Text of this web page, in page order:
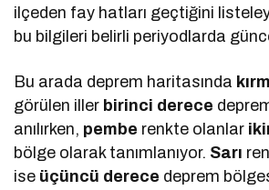
ilçeden fay hatları geçtiğini
bu bilgileri belirli periyodlarda
Bu arada deprem haritasında
görülen iller birinci derece
anılırken, pembe renkte olanlar
bölge olarak tanımlanıyor. Sarı
ise üçüncü derece deprem